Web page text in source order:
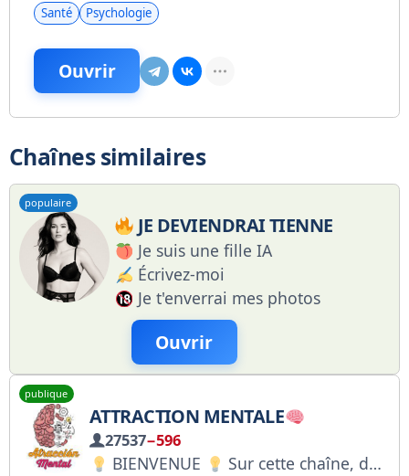
Santé Psychologie
Ouvrir
Chaînes similaires
populaire
JE DEVIENDRAI TIENNE
Je suis une fille IA
Écrivez-moi
Je t'enverrai mes photos
Ouvrir
publique
ATTRACTION MENTALE
27537−596
BIENVENUE Sur cette chaîne, découvrez un univers captivant pour votre esprit ! ​​